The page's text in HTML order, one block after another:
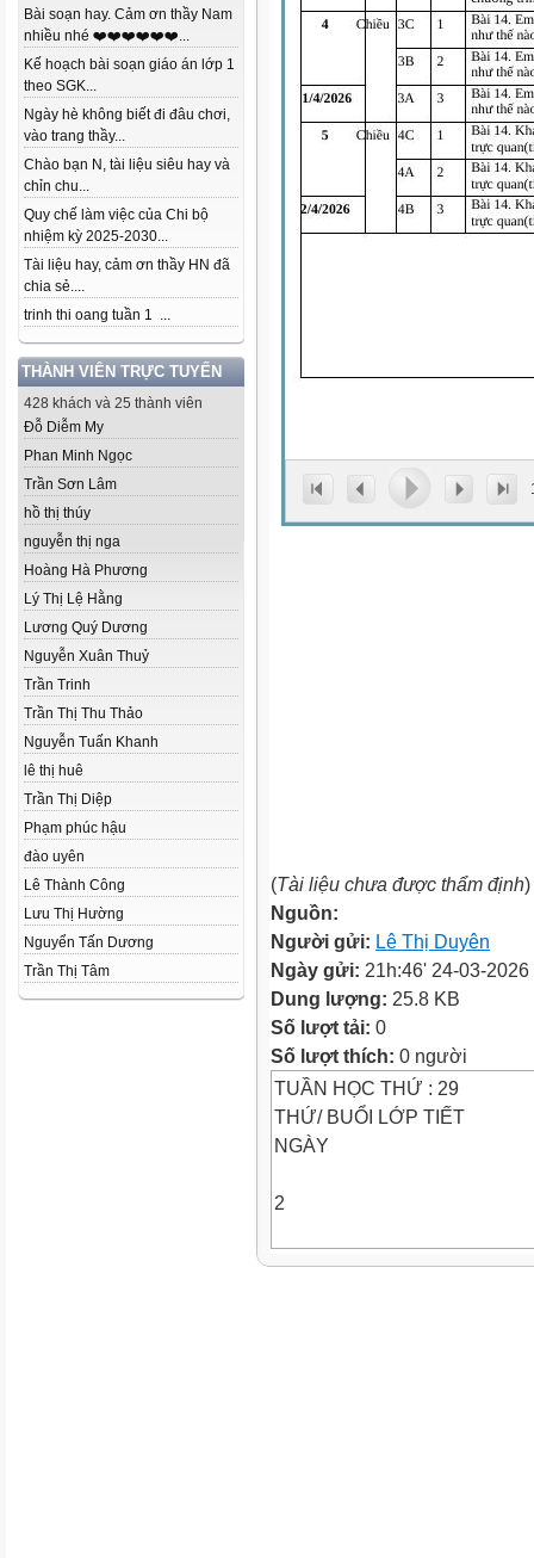
Bài soạn hay. Cảm ơn thầy Nam
nhiều nhé ❤️❤️❤️❤️❤️❤️...
Kế hoạch bài soạn giáo án lớp 1
theo SGK...
Ngày hè không biết đi đâu chơi,
vào trang thầy...
Chào bạn N, tài liệu siêu hay và
chỉn chu...
Quy chế làm việc của Chi bộ
nhiệm kỳ 2025-2030...
Tài liệu hay, cảm ơn thầy HN đã
chia sẻ....
trinh thi oang tuần 1 ...
THÀNH VIÊN TRỰC TUYẾN
428 khách và 25 thành viên
Đỗ Diễm My
Phan Minh Ngọc
Trần Sơn Lâm
hồ thị thúy
nguyễn thị nga
Hoàng Hà Phương
Lý Thị Lệ Hằng
Lương Quý Dương
Nguyễn Xuân Thuỷ
Trần Trinh
Trần Thị Thu Thảo
Nguyễn Tuấn Khanh
lê thị huê
Trần Thị Diệp
Phạm phúc hậu
đào uyên
Lê Thành Công
Lưu Thị Hường
Nguyển Tấn Dương
Trần Thị Tâm
(Tài liệu chưa được thẩm định)
Nguồn:
Người gửi: Lê Thị Duyên
Ngày gửi: 21h:46' 24-03-2026
Dung lượng: 25.8 KB
Số lượt tải: 0
Số lượt thích: 0 người
TUẦN HỌC THỨ : 29
THỨ/ BUỔI LỚP TIẾT
NGÀY
2